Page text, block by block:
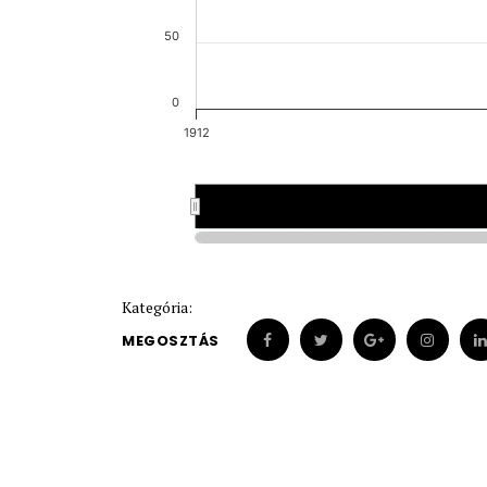
1912
0
50
Kategória:
MEGOSZTÁS